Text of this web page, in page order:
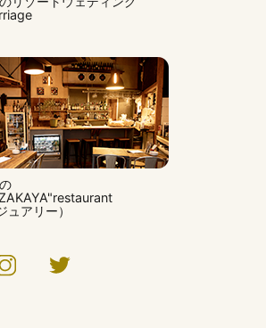
ュアリー）